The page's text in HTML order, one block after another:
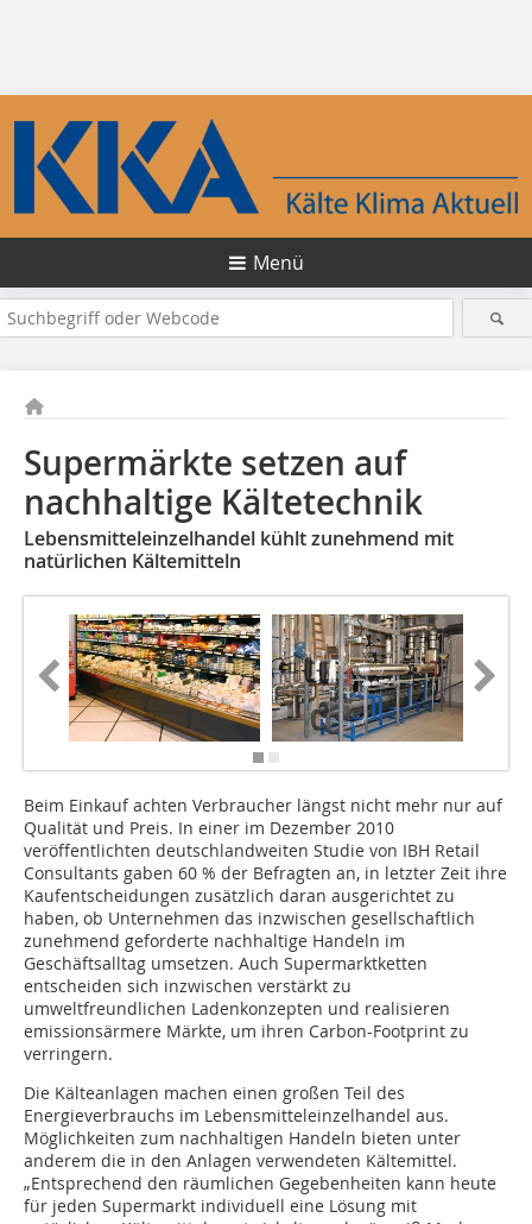
Menü
Supermärkte setzen auf
nachhaltige Kältetechnik
Lebensmitteleinzelhandel kühlt zunehmend mit
natürlichen Kältemitteln
Beim Einkauf achten Verbraucher längst nicht mehr nur auf
Qualität und Preis. In einer im Dezember 2010
veröffentlichten deutschlandweiten Studie von IBH Retail
Consultants gaben 60 % der Befragten an, in letzter Zeit ihre
Kaufentscheidungen zusätzlich daran ausgerichtet zu
haben, ob Unternehmen das inzwischen gesellschaftlich
zunehmend geforderte nachhaltige Handeln im
Geschäftsalltag umsetzen. Auch Supermarktketten
entscheiden sich inzwischen verstärkt zu
umweltfreundlichen Ladenkonzepten und realisieren
emissionsärmere Märkte, um ihren Carbon-Footprint zu
verringern.
Die Kälteanlagen machen einen großen Teil des
Energieverbrauchs im Lebensmitteleinzelhandel aus.
Möglichkeiten zum nachhaltigen Handeln bieten unter
anderem die in den Anlagen verwendeten Kältemittel.
„Entsprechend den räumlichen Gegebenheiten kann heute
für jeden Supermarkt individuell eine Lösung mit